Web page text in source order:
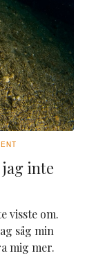
inte
visste om.
såg min
mig mer.